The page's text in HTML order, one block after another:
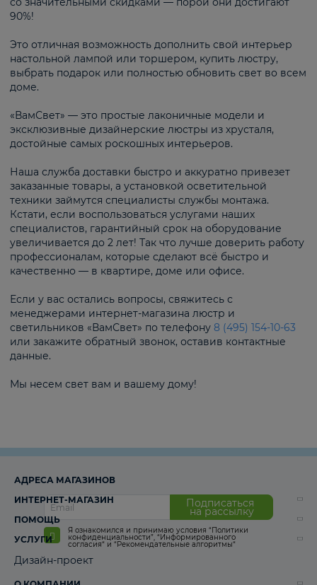
90%!
Это отличная возможность дополнить свой интерьер
настольной лампой или торшером, купить люстру,
выбрать подарок или полностью обновить свет во всем
доме.
«ВамСвет» — это простые лаконичные модели и
эксклюзивные дизайнерские люстры из хрусталя,
достойные самых роскошных интерьеров.
Наша служба доставки быстро и аккуратно привезет
заказанные товары, а установкой осветительной
техники займутся специалисты службы монтажа.
Кстати, если воспользоваться услугами наших
специалистов, гарантийный срок на оборудование
увеличивается до 2 лет! Так что лучше доверить работу
профессионалам, которые сделают всё быстро и
качественно — в квартире, доме или офисе.
Если у вас остались вопросы, свяжитесь с
менеджерами интернет-магазина люстр и
светильников «ВамСвет» по телефону 8 (495) 154-10-63
или закажите обратный звонок, оставив контактные
данные.
Мы несем свет вам и вашему дому!
Подписаться
на рассылку
Я ознакомился и принимаю условия “Политики
конфиденциальности”, “Информированного
согласия“ и “Рекомендательные алгоритмы“
АДРЕСА МАГАЗИНОВ
ИНТЕРНЕТ-МАГАЗИН
ПОМОЩЬ
УСЛУГИ
Дизайн-проект